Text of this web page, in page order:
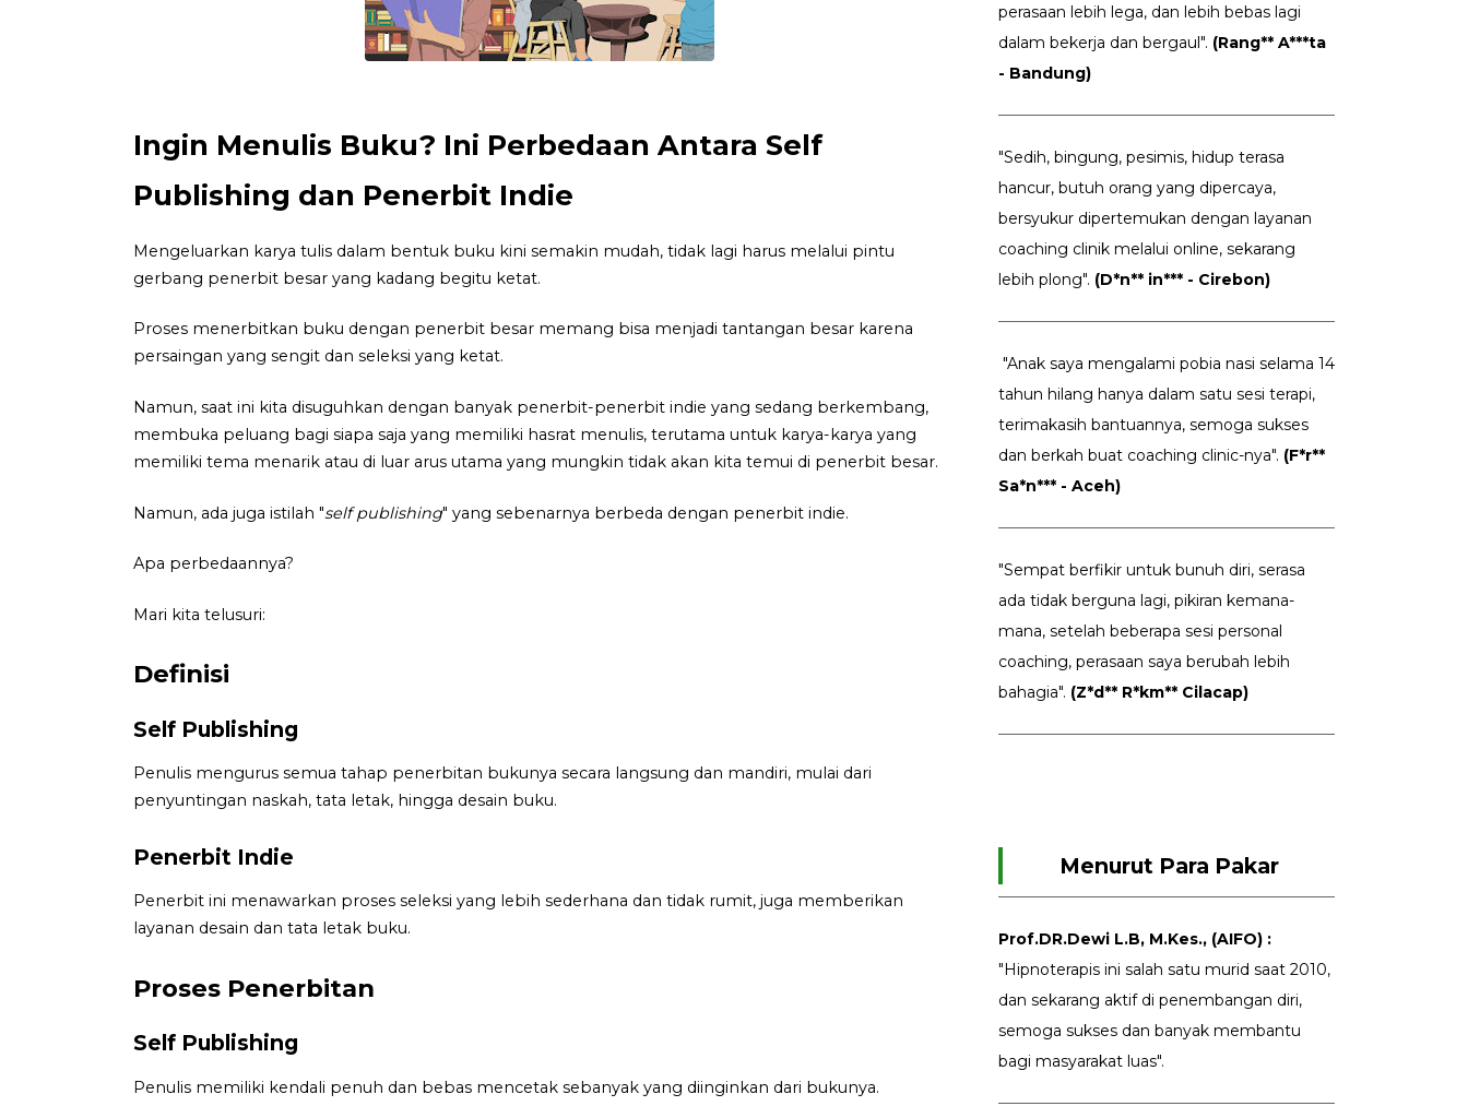
Ingin Menulis Buku? Ini Perbedaan Antara Self
Publishing dan Penerbit Indie
Mengeluarkan karya tulis dalam bentuk buku kini semakin mudah, tidak lagi harus melalui pintu
gerbang penerbit besar yang kadang begitu ketat.
Proses menerbitkan buku dengan penerbit besar memang bisa menjadi tantangan besar karena
persaingan yang sengit dan seleksi yang ketat.
Namun, saat ini kita disuguhkan dengan banyak penerbit-penerbit indie yang sedang berkembang,
membuka peluang bagi siapa saja yang memiliki hasrat menulis, terutama untuk karya-karya yang
memiliki tema menarik atau di luar arus utama yang mungkin tidak akan kita temui di penerbit besar.
Namun, ada juga istilah "self publishing" yang sebenarnya berbeda dengan penerbit indie.
Apa perbedaannya?
Mari kita telusuri:
Definisi
Self Publishing
Penulis mengurus semua tahap penerbitan bukunya secara langsung dan mandiri, mulai dari
penyuntingan naskah, tata letak, hingga desain buku.
Penerbit Indie
Penerbit ini menawarkan proses seleksi yang lebih sederhana dan tidak rumit, juga memberikan
layanan desain dan tata letak buku.
Proses Penerbitan
Self Publishing
Penulis memiliki kendali penuh dan bebas mencetak sebanyak yang diinginkan dari bukunya.
perasaan lebih lega, dan lebih bebas lagi
dalam bekerja dan bergaul". (Rang** A***ta
- Bandung)
"Sedih, bingung, pesimis, hidup terasa
hancur, butuh orang yang dipercaya,
bersyukur dipertemukan dengan layanan
coaching clinik melalui online, sekarang
lebih plong". (D*n** in*** - Cirebon)
"Anak saya mengalami pobia nasi selama 14
tahun hilang hanya dalam satu sesi terapi,
terimakasih bantuannya, semoga sukses
dan berkah buat coaching clinic-nya". (F*r**
Sa*n*** - Aceh)
"Sempat berfikir untuk bunuh diri, serasa
ada tidak berguna lagi, pikiran kemana-
mana, setelah beberapa sesi personal
coaching, perasaan saya berubah lebih
bahagia". (Z*d** R*km** Cilacap)
Menurut Para Pakar
Prof.DR.Dewi L.B, M.Kes., (AIFO) :
"Hipnoterapis ini salah satu murid saat 2010,
dan sekarang aktif di penembangan diri,
semoga sukses dan banyak membantu
bagi masyarakat luas".